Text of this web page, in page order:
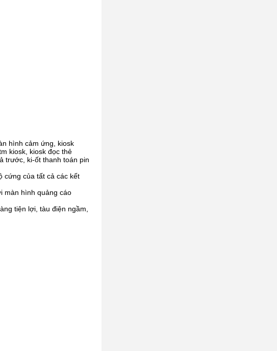
hình cảm ứng, kiosk
kiosk, kiosk đọc thẻ
trước, ki-ốt thanh toán pin
cứng của tất cả các kết
màn hình quảng cáo
tiện lợi, tàu điện ngầm,